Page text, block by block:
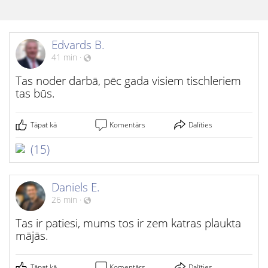
Edvards B.
41 min ·
Tas noder darbā, pēc gada visiem tischleriem
tas būs.
Tāpat kā Komentārs Dalīties
(15)
Daniels E.
26 min ·
Tas ir patiesi, mums tos ir zem katras plaukta
mājās.